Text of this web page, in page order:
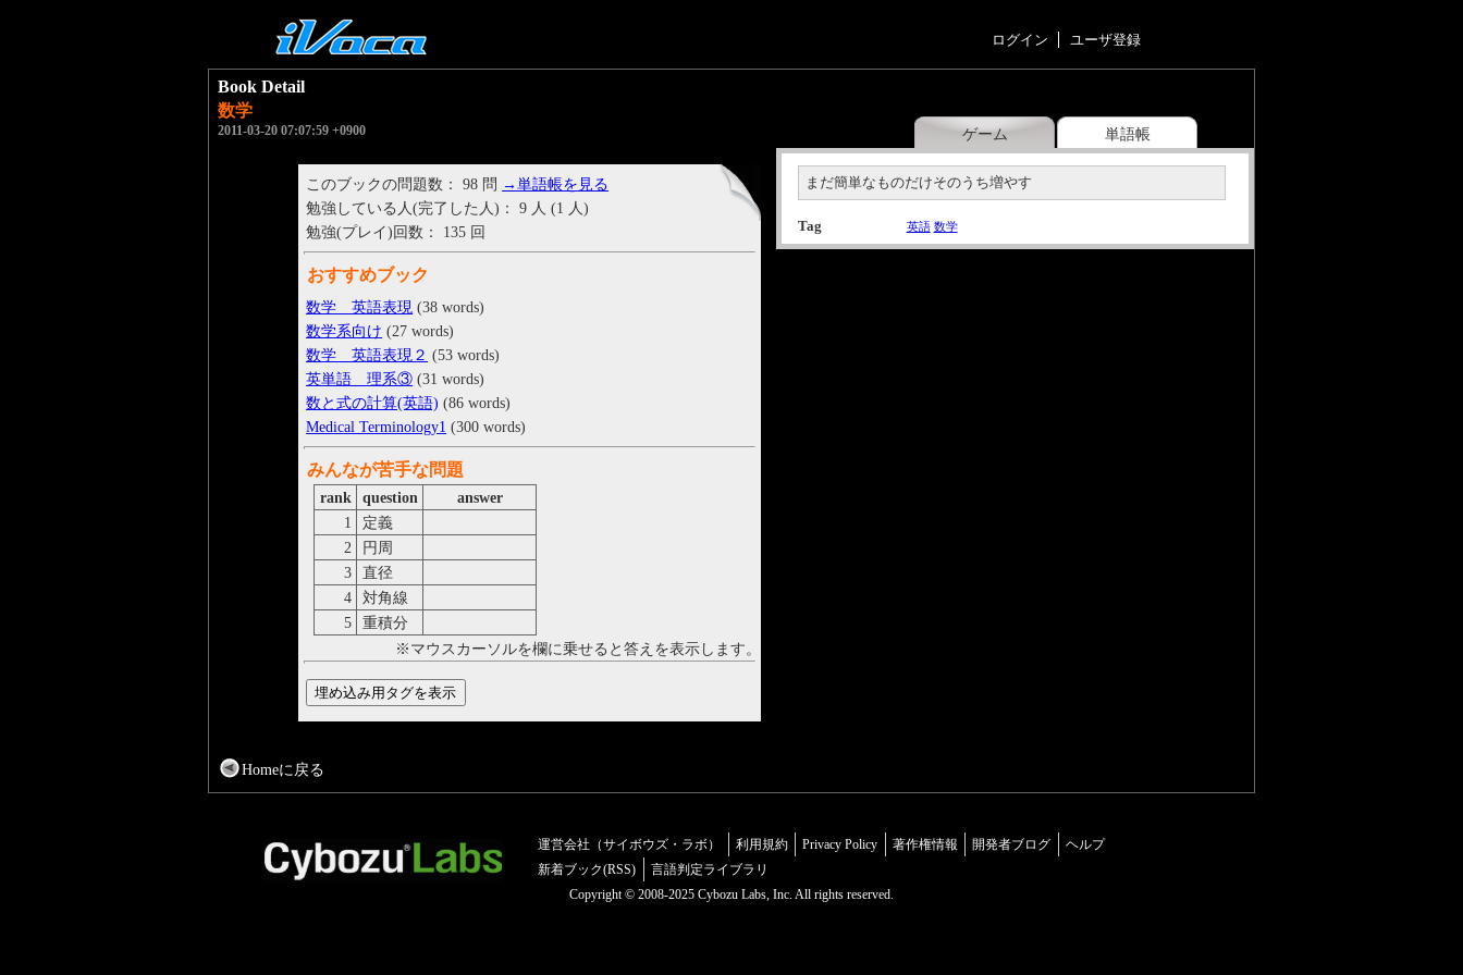
ログイン ユーザ登録
ゲーム 単語帳
Book Detail
数学
2011-03-20 07:07:59 +0900
まだ簡単なものだけそのうち増やす
Tag 英語 数学
このブックの問題数： 98 問 →単語帳を見る
勉強している人(完了した人)： 9 人 (1 人)
勉強(プレイ)回数： 135 回
おすすめブック
数学 英語表現 (38 words)
数学系向け (27 words)
数学 英語表現２ (53 words)
英単語 理系③ (31 words)
数と式の計算(英語) (86 words)
Medical Terminology1 (300 words)
みんなが苦手な問題
rank question
answer
1
定義
2
円周
3
直径
4
対角線
5
重積分
※マウスカーソルを欄に乗せると答えを表示します。
Homeに戻る
運営会社（サイボウズ・ラボ） 利用規約 Privacy Policy 著作権情報 開発者ブログ
ヘルプ
新着ブック(RSS)
言語判定ライブラリ
Copyright © 2008-2025 Cybozu Labs, Inc. All rights reserved.